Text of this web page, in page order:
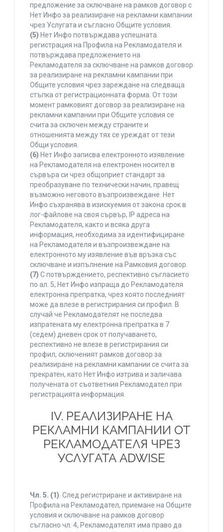
предложение за сключване на рамков договор с
Нет Инфо за реализиране на рекламни кампании
чрез Услугата и съгласно Общите условия.
(5) Нет Инфо потвърждава успешната
регистрация на Профила на Рекламодателя и
потвърждава предложението на
Рекламодателя за сключване на рамков договор
за реализиране на рекламни кампании при
Общите условия чрез зареждане на следваща
стъпка от регистрационната форма. От този
момент рамковият договор за реализиране на
рекламни кампании при Общите условия се
счита за сключен между страните и
отношенията между тях се уреждат от тези
Общи условия.
(6) Нет Инфо записва електронното изявление
на Рекламодателя на електронен носител в
сървъра си чрез общоприет стандарт за
преобразуване по технически начин, правещ
възможно неговото възпроизвеждане. Нет
Инфо съхранява в изискуемия от закона срок в
лог-файлове на своя сървър, IP адреса на
Рекламодателя, както и всяка друга
информация, необходима за идентифициране
на Рекламодателя и възпроизвеждане на
електронното му изявление във връзка със
сключване и изпълнение на Рамковия договор.
(7) С потвърждението, респективно съгласието
по ал. 5, Нет Инфо изпраща до Рекламодателя
електронна препратка, чрез която последният
може да влезе в регистрирания си профил. В
случай че Рекламодателят не последва
изпратената му електронна препратка в 7
(седем) дневен срок от получаването,
респективно не влезе в регистрирания си
профил, сключеният рамков договор за
реализиране на рекламни кампании се счита за
прекратен, като Нет Инфо изтрива и заличава
получената от съответния Рекламодател при
регистрацията информация.
IV. РЕАЛИЗИРАНЕ НА
РЕКЛАМНИ КАМПАНИИ ОТ
РЕКЛАМОДАТЕЛЯ ЧРЕЗ
УСЛУГАТА ADWISE
Чл. 5. (1). След регистриране и активиране на
Профила на Рекламодател, приемане на Общите
условия и сключване на рамков договор
съгласно чл. 4, Рекламодателят има право да